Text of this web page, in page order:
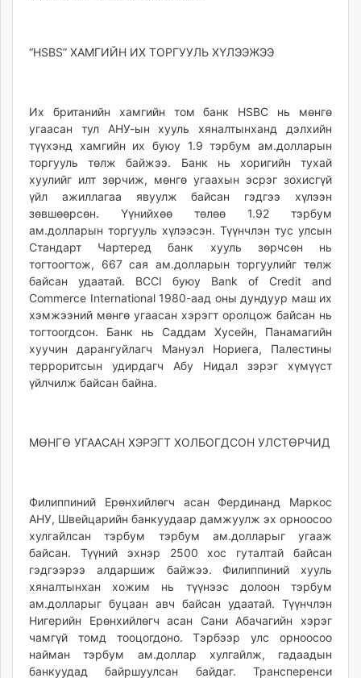
“HSBS” ХАМГИЙН ИХ ТОРГУУЛЬ ХҮЛЭЭЖЭЭ
Их британийн хамгийн том банк HSBC нь мөнгө
угаасан тул АНУ-ын хууль хяналтынханд дэл­хийн
түүхэнд хамгийн их буюу 1.9 тэрбум ам.долларын
торгууль төлж байжээ. Банк нь хоригийн тухай
хуулийг илт зөрчиж, мөнгө угаахын эсрэг зохисгүй
үйл ажиллагаа явуулж байсан гэдгээ хүлээн
зөвшөөрсөн. Үүнийхөө төлөө 1.92 тэрбум
ам.долларын торгууль хүлээсэн. Түүнчлэн тус улсын
Стан­дарт Чартеред банк хууль зөрчсөн нь
тогтоогтож, 667 сая ам.долларын торгуулийг төлж
байсан удаатай. BCCI буюу Bank of Credit and
Commerce International 1980-аад оны дундуур маш их
хэмжээний мөнгө угаасан хэрэгт оролцож байсан нь
тогтоогдсон. Банк нь Саддам Хусейн, Панамагийн
хуу­чин дарангуйлагч Мануэл Нориега, Палестины
терроритсын удирдагч Абу Нидал зэрэг хүмүүст
үйлчилж байсан байна.
МӨНГӨ УГААСАН ХЭРЭГТ ХОЛБОГДСОН УЛСТӨРЧИД
Филиппиний Ерөнхийлөгч асан Фердинанд Маркос
АНУ, Швейцарийн банкуудаар дамжуулж эх орноосоо
хулгайлсан тэрбум тэрбум ам.долларыг угааж
байсан. Түүний эхнэр 2500 хос гуталтай байсан
гэдгээрээ алдаршиж байжээ. Филиппиний хууль
хянал­тынхан хожим нь түүнээс долоон тэрбум
ам.долларыг буцаан авч байсан удаатай. Түүнчлэн
Ниге­рийн Ерөнхийлөгч асан Сани Абачагийн хэрэг
чамгүй томд тооцогдоно. Тэрбээр улс орноосоо
найман тэрбум ам.доллар хулгайлж, гадаадын
банкуудад байршуулсан байдаг. Трансперенси